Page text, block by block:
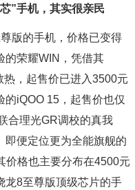
”手机，其实很亲民
版的手机，价格已变得
的荣耀WIN，凭借其
，起售价已进入3500元
的iQOO 15，起售价也仅
合理光GR调校的真我
即便定位更为全能旗舰的
价格也主要分布在4500元
龙8至尊版顶级芯片的手